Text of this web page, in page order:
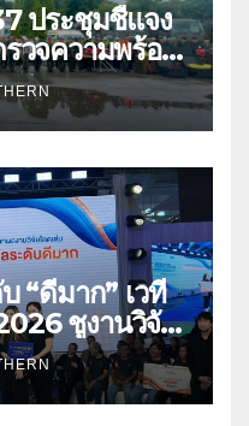
ประชุมชี้แจง
วจความพร้อม
รณภัย
“ดีมาก” เวที
ชูงานวิจัย
ตกรรมสู่เชิง